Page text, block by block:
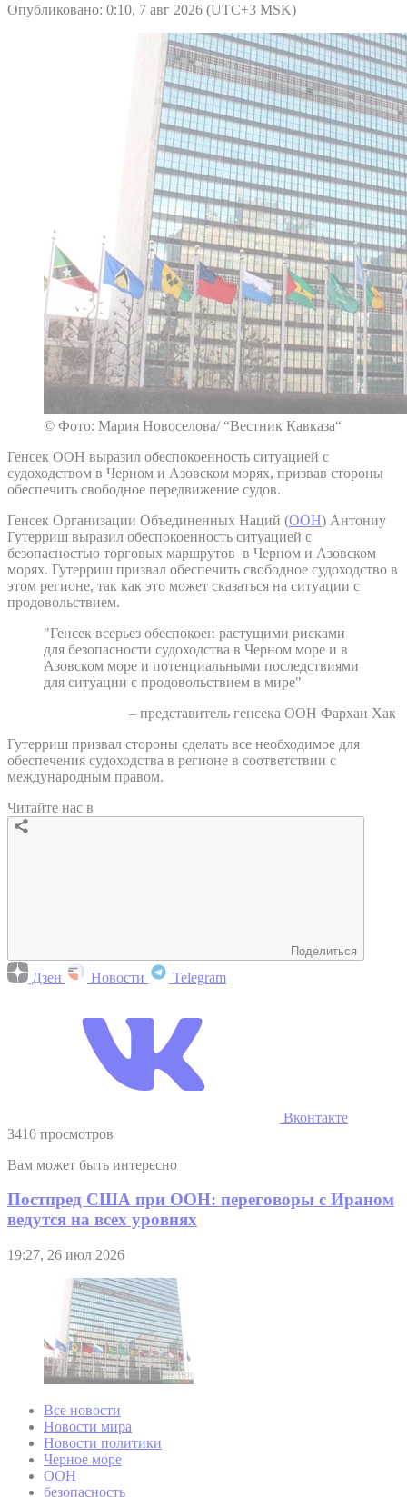
Опубликовано: 0:10, 7 авг 2026 (UTC+3 MSK)
© Фото: Мария Новоселова/ “Вестник Кавказа“
Генсек ООН выразил обеспокоенность ситуацией с
судоходством в Черном и Азовском морях, призвав стороны
обеспечить свободное передвижение судов.
Генсек Организации Объединенных Наций (ООН) Антониу
Гутерриш выразил обеспокоенность ситуацией с
безопасностью торговых маршрутов в Черном и Азовском
морях. Гутерриш призвал обеспечить свободное судоходство в
этом регионе, так как это может сказаться на ситуации с
продовольствием.
"Генсек всерьез обеспокоен растущими рисками
для безопасности судоходства в Черном море и в
Азовском море и потенциальными последствиями
для ситуации с продовольствием в мире"
– представитель генсека ООН Фархан Хак
Гутерриш призвал стороны сделать все необходимое для
обеспечения судоходства в регионе в соответствии с
международным правом.
Читайте нас в
Поделиться
Дзен Новости Telegram
Вконтакте
3410 просмотров
Вам может быть интересно
Постпред США при ООН: переговоры с Ираном
ведутся на всех уровнях
19:27, 26 июл 2026
Все новости
Новости мира
Новости политики
Черное море
ООН
безопасность